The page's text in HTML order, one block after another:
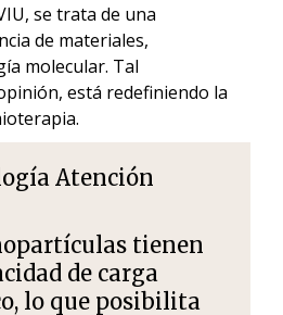
se trata de una
de materiales,
molecular. Tal
está redefiniendo la
tienen
de carga
lo que posibilita